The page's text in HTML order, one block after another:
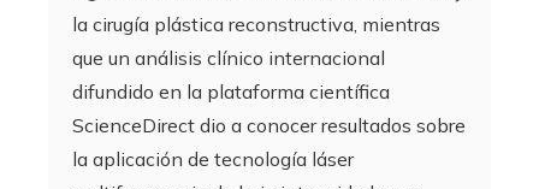
la cirugía plástica reconstructiva, mientras
que un análisis clínico internacional
difundido en la plataforma científica
ScienceDirect dio a conocer resultados sobre
la aplicación de tecnología láser